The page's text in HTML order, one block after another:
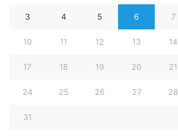
3 4 5 6 7
10 11 12 13 14
17 18 19 20 21
24 25 26 27 28
31